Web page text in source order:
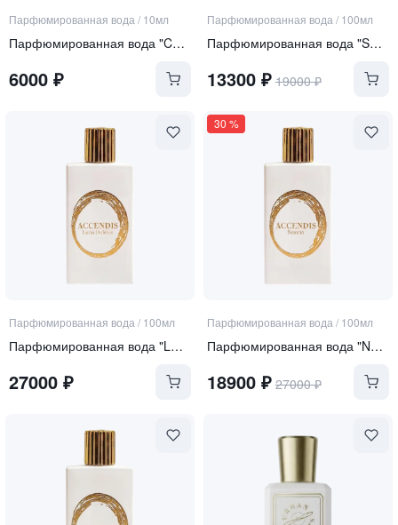
Парфюмированная вода / 10мл
Парфюмированная вода "Curiosity"
6000 ₽
Парфюмированная вода / 100мл
Парфюмированная вода "SERA"
13300₽ 19000₽
Парфюмированная вода / 100мл
Парфюмированная вода "LUNA DULCIUS"
27000 ₽
30 %
Парфюмированная вода / 100мл
Парфюмированная вода "NOORIA"
18900₽ 27000₽